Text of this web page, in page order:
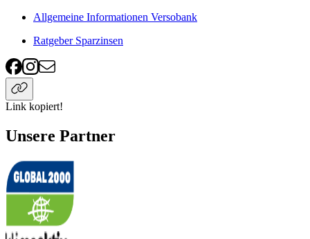
Allgemeine Informationen Versobank
Ratgeber Sparzinsen
Link kopiert!
Unsere Partner